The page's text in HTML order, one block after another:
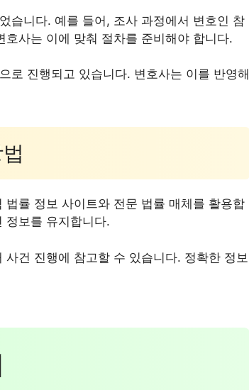
습니다. 예를 들어, 조사 과정에서 변호인 참
사는 이에 맞춰 절차를 준비해야 합니다.
로 진행되고 있습니다. 변호사는 이를 반영해
률 정보 사이트와 전문 법률 매체를 활용합
정보를 유지합니다.
건 진행에 참고할 수 있습니다. 정확한 정보